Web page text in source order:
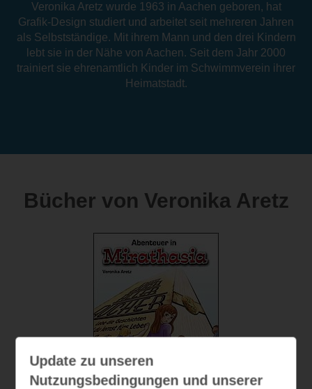
Veronika Aretz wurde 1963 in Aachen geboren, hat
Grafik-Design studiert und arbeitet seit mehreren Jahren
als Selbstständige. Mit ihrem Mann und den drei Kindern
lebt sie in der Nähe von Aachen. Seit dem Jahr 2000
trainiert sie ehrenamtlich Kinder im Schwimmverein ihrer
Heimatstadt.
Bücher von Veronika Aretz
Update zu unseren
Nutzungsbedingungen und unserer